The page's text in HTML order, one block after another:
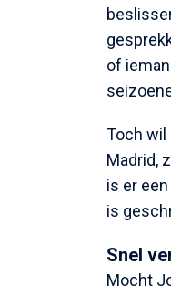
of
Toch wil
Madrid,
is er
is
Snel
Mocht